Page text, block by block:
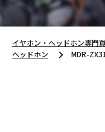
イヤホン・ヘッドホン専門
ヘッドホン
MDR-